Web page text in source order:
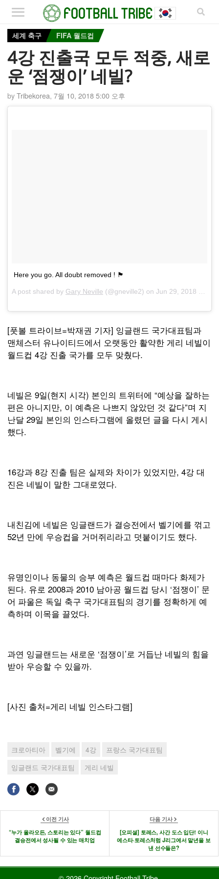
세계 축구 FIFA 월드컵
4강 진출국 모두 적중, 새로
운 ‘점쟁이’ 네빌?
byTribekorea, 7월 10, 2018 5:00 오후
Here you go. All doubt removed ! 🏴󠁧󠁢󠁥󠁮󠁧󠁿
A post shared by Gary Neville (@gneville2) on Jun 29, 2018 at 10:36am PDT
[풋볼 트라이브=박재권 기자] 잉글랜드 국가대표팀과
맨체스터 유나이티드에서 오랫동안 활약한 게리 네빌이
월드컵 4강 진출 국가를 모두 맞췄다.
네빌은 9일(현지 시각) 본인의 트위터에 “예상을 잘하는
편은 아니지만, 이 예측은 나쁘지 않았던 것 같다”며 지
난달 29일 본인의 인스타그램에 올렸던 글을 다시 게시
했다.
16강과 8강 진출 팀은 실제와 차이가 있었지만, 4강 대
진은 네빌이 말한 그대로였다.
내친김에 네빌은 잉글랜드가 결승전에서 벨기에를 꺾고
52년 만에 우승컵을 거머쥐리라고 덧붙이기도 했다.
유명인이나 동물의 승부 예측은 월드컵 때마다 화제가
된다. 유로 2008과 2010 남아공 월드컵 당시 ‘점쟁이’ 문
어 파울은 독일 축구 국가대표팀의 경기를 정확하게 예
측하며 이목을 끌었다.
과연 잉글랜드는 새로운 ‘점쟁이’로 거듭난 네빌의 힘을
받아 우승할 수 있을까.
[사진 출처=게리 네빌 인스타그램]
크로아티아 벨기에 4강
프랑스 국가대표팀
잉글랜드 국가대표팀
게리 네빌
이전 기사
“누가 올라오든, 스토리는 있다” 월드컵
결승전에서 성사될 수 있는 매치업
다음 기사
[오피셜] 토레스, 사간 도스 입단! 이니
에스타·토레스처럼 J리그에서 말년을 보
낸 선수들은?